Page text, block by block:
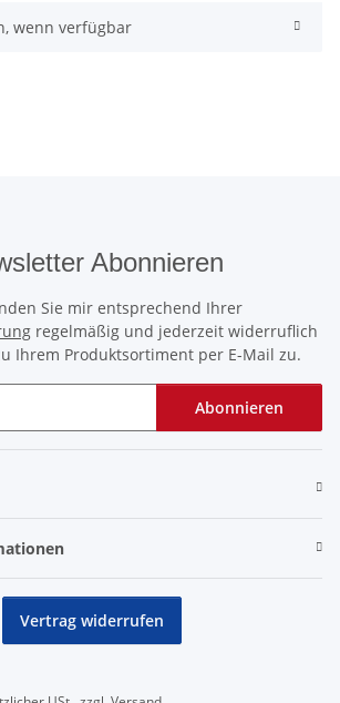
wenn verfügbar
Abonnieren
Sie mir entsprechend Ihrer
regelmäßig und jederzeit widerruflich
Ihrem Produktsortiment per E-Mail zu.
Abonnieren
Vertrag widerrufen